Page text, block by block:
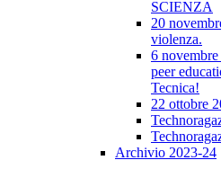
SCIENZA
20
violenza.
6
peer
Tecnica!
22 ottobre
Archivio 2023-24